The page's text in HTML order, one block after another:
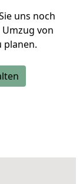
uns noch
von
planen.